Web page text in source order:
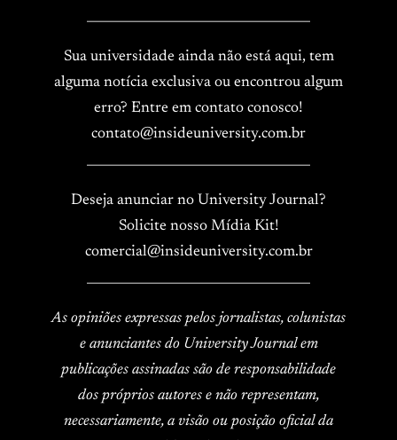
Sua universidade ainda não está aqui, tem
alguma notícia exclusiva ou encontrou algum
erro? Entre em contato conosco!
contato@insideuniversity.com.br
Deseja anunciar no University Journal?
Solicite nosso Mídia Kit!
comercial@insideuniversity.com.br
As opiniões expressas pelos jornalistas, colunistas
e anunciantes do University Journal em
publicações assinadas são de responsabilidade
dos próprios autores e não representam,
necessariamente, a visão ou posição oficial da